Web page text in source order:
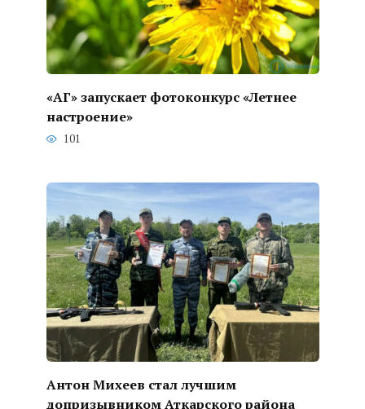
«АГ» запускает фотоконкурс «Летнее
настроение»
101
Антон Михеев стал лучшим
допризывником Аткарского района